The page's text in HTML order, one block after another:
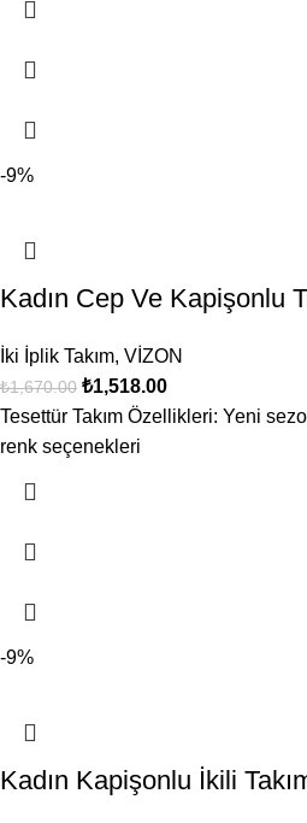
-9%
Kadın Cep Ve Kapişonlu
İki İplik Takım, VİZON
₺1,670.00 ₺1,518.00
Tesettür Takım Özellikleri: Yeni
renk seçenekleri
-9%
Kadın Kapişonlu İkili